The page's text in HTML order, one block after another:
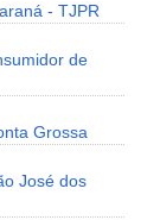
- TJPR
de
Grossa
José dos